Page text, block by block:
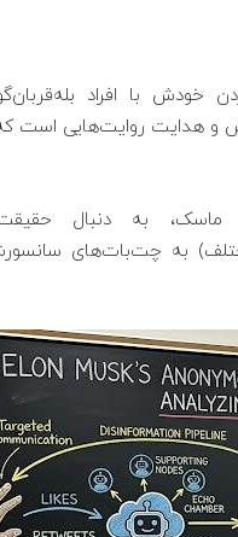
خودش با افراد
و هدایت روایت‌هایی است
به دنبال
به چت‌بات‌های